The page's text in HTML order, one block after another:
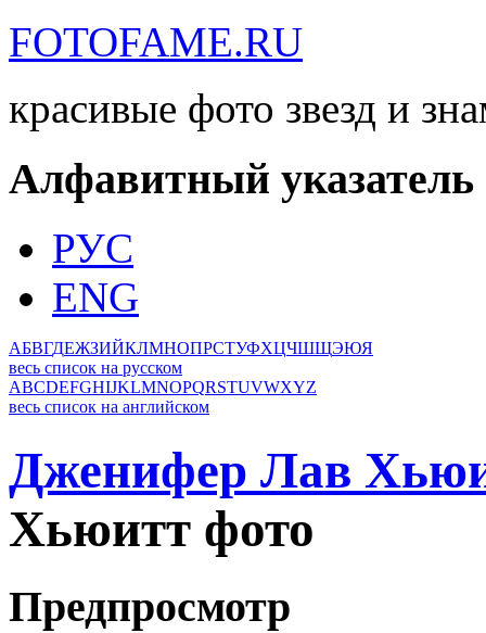
FOTOFAME.RU
красивые фото звезд и
Алфавитный указатель
РУС
ENG
АБВГДЕЖЗИЙКЛМНОПРСТУФХЦЧШЩЭЮЯ
весь список на русском
ABCDEFGHIJKLMNOPQRSTUVWXYZ
весь список на английском
Дженифер Лав
Хьюитт фото
Предпросмотр